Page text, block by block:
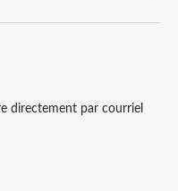
directement par courriel